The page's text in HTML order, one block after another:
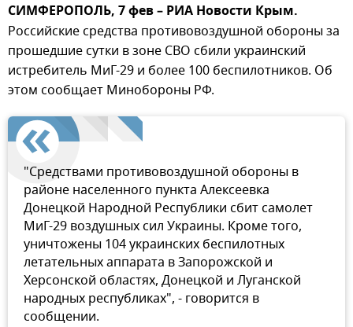
СИМФЕРОПОЛЬ, 7 фев – РИА Новости Крым.
Российские средства противовоздушной обороны за
прошедшие сутки в зоне СВО сбили украинский
истребитель МиГ-29 и более 100 беспилотников. Об
этом сообщает Минобороны РФ.
"Средствами противовоздушной обороны в
районе населенного пункта Алексеевка
Донецкой Народной Республики сбит самолет
МиГ-29 воздушных сил Украины. Кроме того,
уничтожены 104 украинских беспилотных
летательных аппарата в Запорожской и
Херсонской областях, Донецкой и Луганской
народных республиках", - говорится в
сообщении.